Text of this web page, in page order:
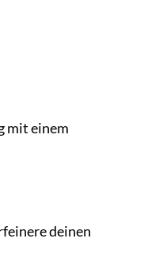
mit einem
deinen